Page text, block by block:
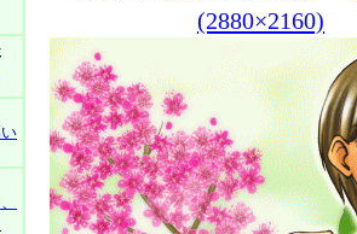
(2880×2160)